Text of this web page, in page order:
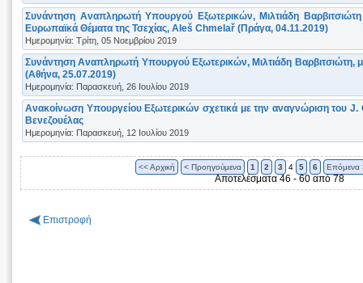
Συνάντηση Αναπληρωτή Υπουργού Εξωτερικών, Μιλτιάδη
Ευρωπαϊκά Θέματα της Τσεχίας, Aleš Chmelař (Πράγα, 04.11.2019)
Ημερομηνία: Τρίτη, 05 Νοεμβρίου 2019
Συνάντηση Αναπληρωτή Υπουργού Εξωτερικών, Μιλτιάδη Βαρβιτσιώτη,
(Αθήνα, 25.07.2019)
Ημερομηνία: Παρασκευή, 26 Ιουλίου 2019
Ανακοίνωση Υπουργείου Εξωτερικών σχετικά με την αναγνώριση του J.
Βενεζουέλας
Ημερομηνία: Παρασκευή, 12 Ιουλίου 2019
<< Αρχική < Προηγούμενα 1 2 3 4 5 6 Επόμενα
Αποτελέσματα 46 - 60 από 78
Επιστροφή